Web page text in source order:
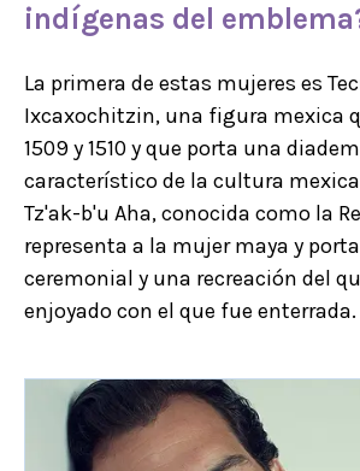
indígenas del
La primera de estas mujeres es
Ixcaxochitzin, una figura mexica
1509 y 1510 y que porta una
característico de la cultura
Tz'ak-b'u Aha, conocida como la
representa a la mujer maya y
ceremonial y una recreación del
enjoyado con el que fue enterrada.